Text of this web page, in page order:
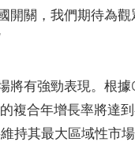
開關，我們期待為
有強勁表現。根據
複合年增長率將達
持其最大區域性市場